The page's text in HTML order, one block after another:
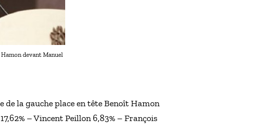
devant Manuel
la gauche place en tête Benoît Hamon
– Vincent Peillon 6,83% – François